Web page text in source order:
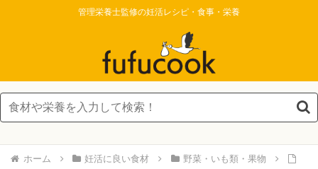
管理栄養士監修の妊活レシピ・食事・栄養
ホーム 妊活に良い食材
野菜・いも類・果物